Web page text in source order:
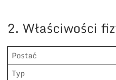
2. Właściwości
Postać
Typ